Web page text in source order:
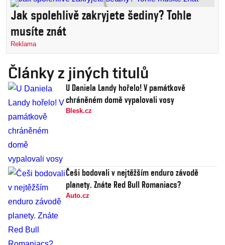
Jak spolehlivě zakryjete šediny? Tohle
musíte znát
Reklama
Články z jiných titulů
U Daniela Landy hořelo! V památkově
chráněném domě vypalovali vosy
Blesk.cz
Češi bodovali v nejtěžším enduro závodě
planety. Znáte Red Bull Romaniacs?
Auto.cz